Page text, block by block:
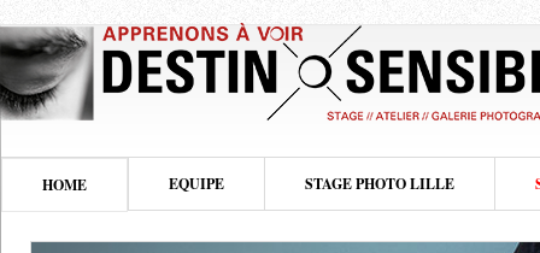
HOME EQUIPE STAGE PHOTO LILLE